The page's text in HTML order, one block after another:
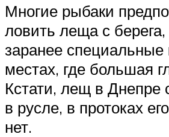
Многие рыбаки
ловить леща с
заранее специальные
местах, где большая
Кстати, лещ в Днепре
в русле, в протоках
нет.